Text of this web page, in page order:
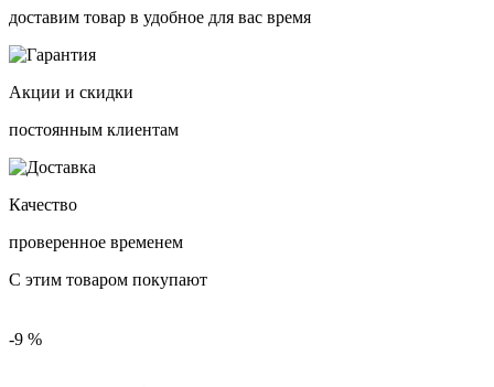
доставим товар в удобное для вас время
Акции и скидки
постоянным клиентам
Качество
проверенное временем
С этим товаром покупают
-9 %